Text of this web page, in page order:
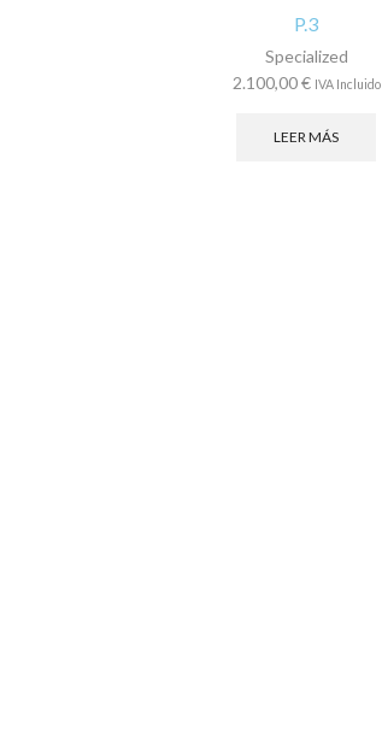
P.3
Specialized
2.100,00€ IVA Incluido
LEER MÁS